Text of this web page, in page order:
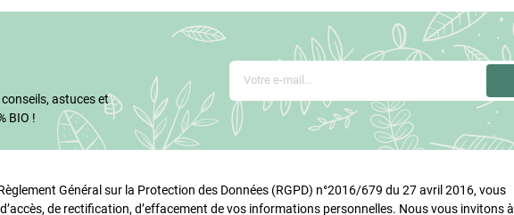
astuces et
BIO !
Général sur la Protection des Données (RGPD) n°2016/679 du 27 avril 2016, vous
de rectification, d’effacement de vos informations personnelles. Nous vous invitons à